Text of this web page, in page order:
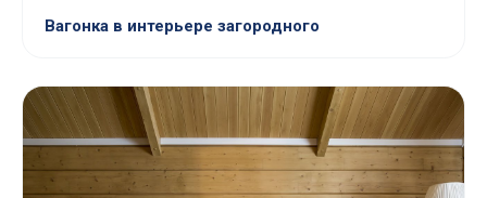
Вагонка в интерьере загородного